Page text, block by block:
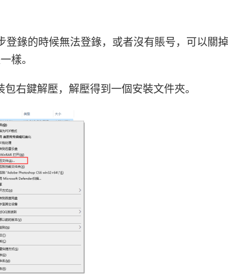
登錄的時候無法登錄，或者沒有賬号，可以關
樣。
包右鍵解壓，解壓得到一個安裝文件夾。